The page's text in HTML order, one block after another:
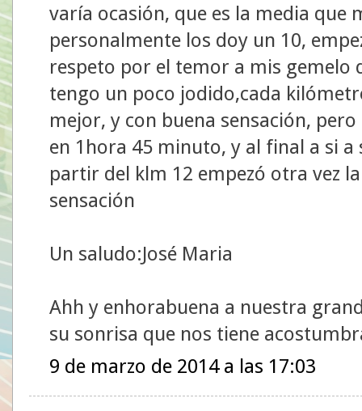
varía ocasión, que es la media que
personalmente los doy un 10,
respeto por el temor a mis gemelo
tengo un poco jodido,cada
mejor, y con buena sensación,
en 1hora 45 minuto, y al final a si
partir del klm 12 empezó otra vez
sensación
Un saludo:José Maria
Ahh y enhorabuena a nuestra
su sonrisa que nos tiene
9 de marzo de 2014 a las 17:03